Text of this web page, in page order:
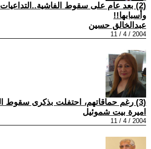
(2) بعد عام على سقوط الفاشية..التداعيات
وأسبابها!!
عبدالخالق حسين
2004 / 4 / 11
(3) رغم حماقاتهم، احتفلت بذكرى سقوط البعثفاشي
اميرة بيت شموئيل
2004 / 4 / 11